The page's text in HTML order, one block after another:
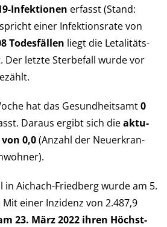
Infek­tio­nen er­fasst (Stand:
einer Infek­tions­rate von
Todes­fällen liegt die Let­a­li­täts­
Der letzte Sterbe­fall wurde vor
hat das Ge­sund­heits­amt0
Daraus er­gibt sich dieaktu­
0,0(An­zahl der Neu­er­kran­
in Aichach-Friedberg wurde am 5.
einer Inzi­denz von 2.487,9
23. März 2022 ihren Höchst­